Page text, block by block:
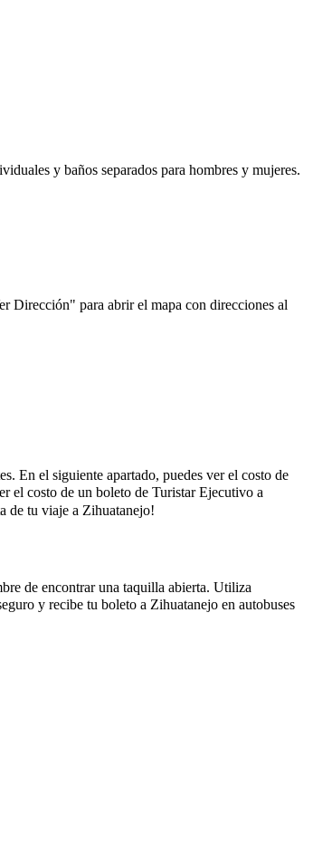
y baños separados para hombres y mujeres.
Dirección" para abrir el mapa con direcciones al
En el siguiente apartado, puedes ver el costo de
el costo de un boleto de Turistar Ejecutivo a
de tu viaje a Zihuatanejo!
de encontrar una taquilla abierta. Utiliza
y recibe tu boleto a Zihuatanejo en autobuses